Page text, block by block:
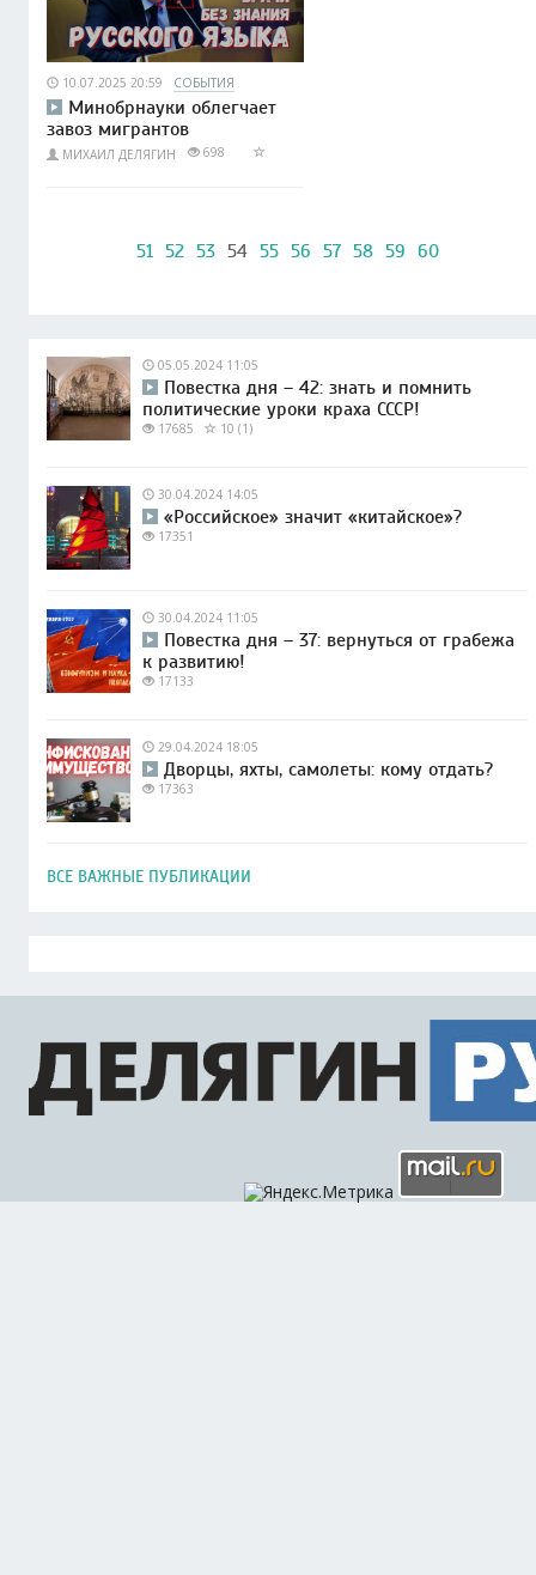
10.07.2025 20:59 СОБЫТИЯ
Минобрнауки облегчает
завоз мигрантов
МИХАИЛ ДЕЛЯГИН 698
51 52 53 54 55 56 57 58 59 60
05.05.2024 11:05
Повестка дня – 42: знать и помнить
политические уроки краха СССР!
17685 10 (1)
30.04.2024 14:05
«Российское» значит «китайское»?
17351
30.04.2024 11:05
Повестка дня – 37: вернуться от грабежа
к развитию!
17133
29.04.2024 18:05
Дворцы, яхты, самолеты: кому отдать?
17363
ВСЕ ВАЖНЫЕ ПУБЛИКАЦИИ